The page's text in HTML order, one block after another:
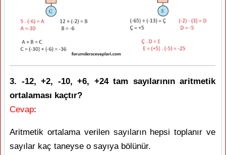
3. -12, +2, -10, +6, +24 tam sayılarının aritmetik
ortalaması kaçtır?
Cevap:
Aritmetik ortalama verilen sayıların hepsi toplanır ve
sayılar kaç taneyse o sayıya bölünür.